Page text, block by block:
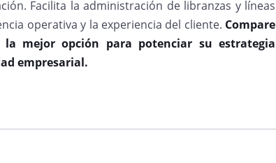
Facilita la administración de libranzas y líneas
operativa y la experiencia del cliente. Compare
la mejor opción para potenciar su estrategia
empresarial.